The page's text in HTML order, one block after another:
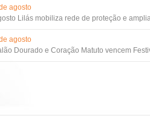
agosto
Lilás mobiliza rede de proteção e
agosto
Dourado e Coração Matuto vencem